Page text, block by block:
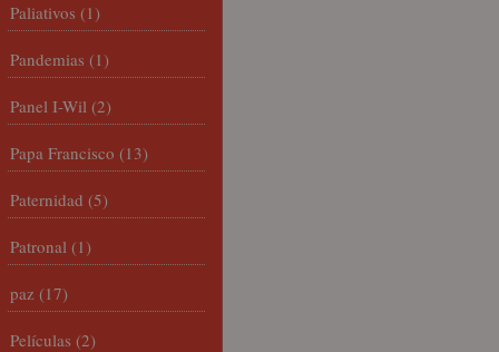
Paliativos (1)
Pandemias (1)
Panel I-Wil (2)
Papa Francisco (13)
Paternidad (5)
Patronal (1)
paz (17)
Películas (2)